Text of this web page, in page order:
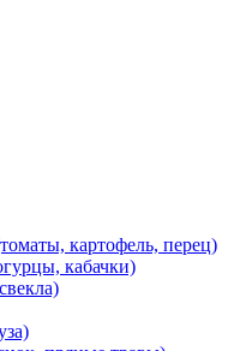
картофель, перец)
кабачки)